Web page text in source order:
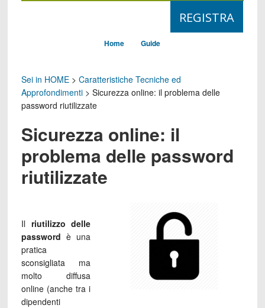
Home Guide
Sei in HOME> Caratteristiche Tecniche ed
Approfondimenti> Sicurezza online: il problema delle
password riutilizzate
Sicurezza online: il
problema delle password
riutilizzate
Il riutilizzo delle
password è una
pratica
sconsigliata ma
molto diffusa
online (anche tra i
dipendenti